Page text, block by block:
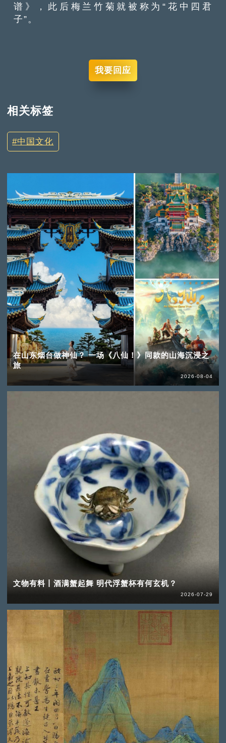
谱》，此后梅兰竹菊就被称为“花中四君
子”。
我要回应
相关标签
中国文化
在山东烟台做神仙？ 一场《八仙！》同款的山海沉浸之
旅
2026-08-04
文物有料丨酒满蟹起舞 明代浮蟹杯有何玄机？
2026-07-29